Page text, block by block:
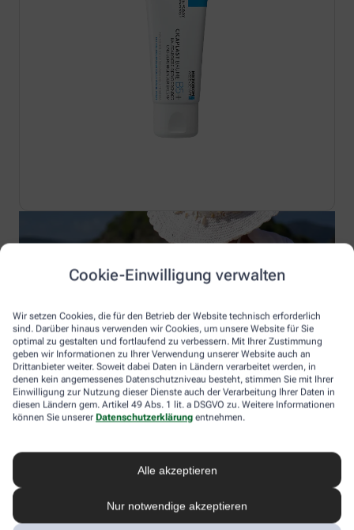
Cookie-Einwilligung verwalten
Wir setzen Cookies, die für den Betrieb der Website technisch erforderlich
sind. Darüber hinaus verwenden wir Cookies, um unsere Website für Sie
optimal zu gestalten und fortlaufend zu verbessern. Mit Ihrer Zustimmung
geben wir Informationen zu Ihrer Verwendung unserer Website auch an
Drittanbieter weiter. Soweit dabei Daten in Ländern verarbeitet werden, in
denen kein angemessenes Datenschutzniveau besteht, stimmen Sie mit Ihrer
Einwilligung zur Nutzung dieser Dienste auch der Verarbeitung Ihrer Daten in
diesen Ländern gem. Artikel 49 Abs. 1 lit. a DSGVO zu. Weitere Informationen
können Sie unserer Datenschutzerklärung entnehmen.
Alle akzeptieren
Nur notwendige akzeptieren